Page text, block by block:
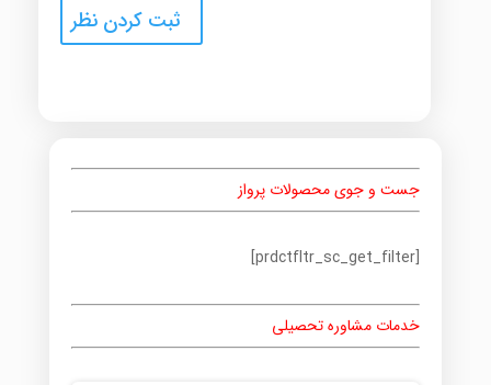
جست و جوی محصولات پرواز
[prdctfltr_sc_get_filter]
خدمات مشاوره تحصیلی